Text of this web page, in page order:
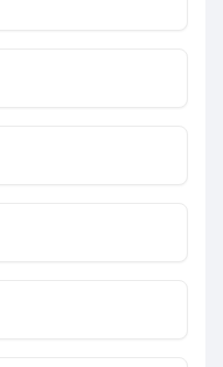
هل يمكنني